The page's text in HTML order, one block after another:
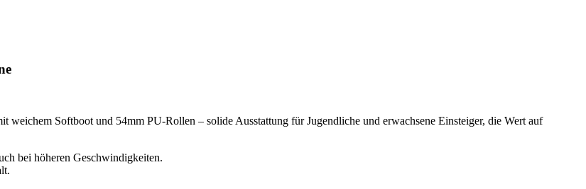
Softboot und 54mm PU-Rollen – solide Ausstattung für Jugendliche und erwachsene Einsteiger, die Wert auf
bei höheren Geschwindigkeiten.